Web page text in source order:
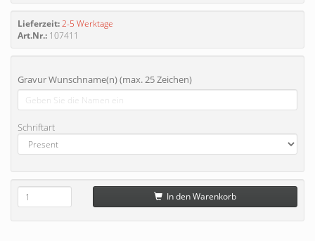
Lieferzeit:2-5 Werktage
Art.Nr.: 107411
Gravur Wunschname(n) (max. 25 Zeichen)
Schriftart
In den Warenkorb